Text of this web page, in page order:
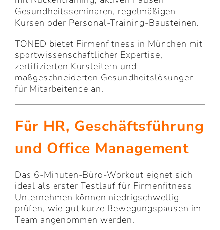
Gesundheitsseminaren, regelmäßigen
Kursen oder Personal-Training-Bausteinen.
TONED bietet Firmenfitness in München mit
sportwissenschaftlicher Expertise,
zertifizierten Kursleitern und
maßgeschneiderten Gesundheitslösungen
für Mitarbeitende an.
Für HR, Geschäftsführung
und Office Management
Das 6-Minuten-Büro-Workout eignet sich
ideal als erster Testlauf für Firmenfitness.
Unternehmen können niedrigschwellig
prüfen, wie gut kurze Bewegungspausen im
Team angenommen werden.